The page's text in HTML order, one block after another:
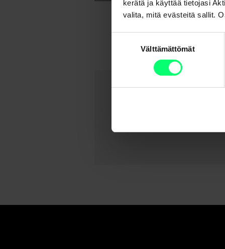
kerätä ja käyttää tietojasi
valita, mitä evästeitä sallit.
Välttämättömät